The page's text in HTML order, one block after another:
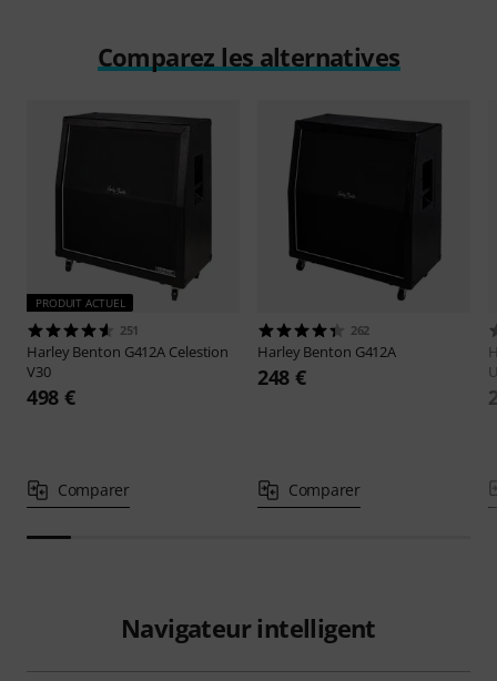
Comparez les alternatives
PRODUIT ACTUEL
251
Harley Benton G412A Celestion
V30
498 €
Comparer
262
Harley Benton G412A
248 €
Comparer
Navigateur intelligent